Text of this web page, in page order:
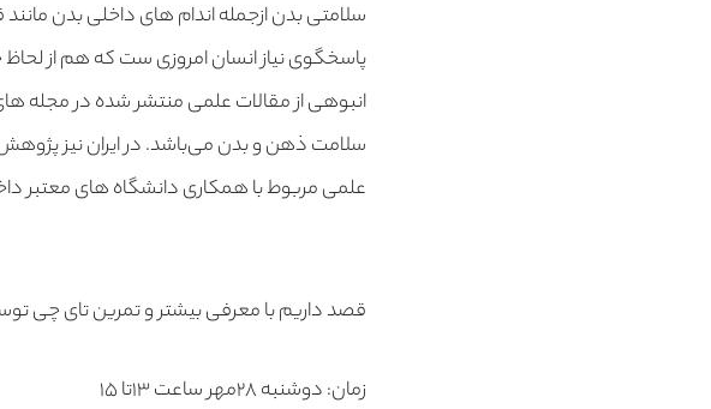
سلامتی بدن ازجمله اندام های داخلی بدن
پاسخگوی نیاز انسان امروزی ست که هم از
انبوهی از مقالات علمی منتشر شده در مجله
سلامت ذهن و بدن می‌باشد. در ایران نیز
علمی مربوط با همکاری دانشگاه های معتبر
قصد داریم با معرفی بیشتر و تمرین تای چی
زمان: دوشنبه ۲۸مهر ساعت ۱۳تا ۱۵